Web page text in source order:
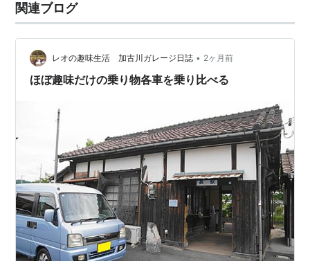
関連ブログ
レオの趣味生活 加古川ガレージ日誌 • 2ヶ月前
ほぼ趣味だけの乗り物各車を乗り比べる